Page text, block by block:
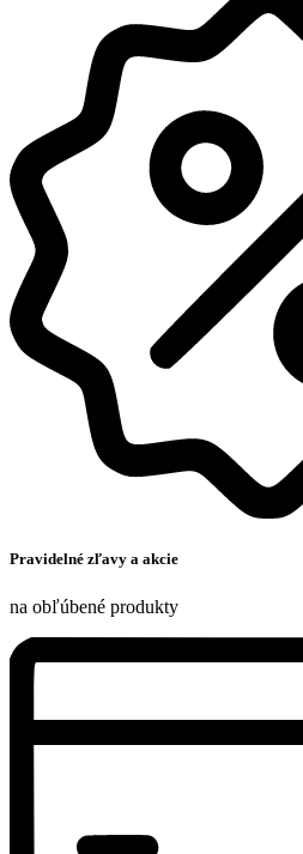
Pravidelné zľavy a akcie
na obľúbené produkty